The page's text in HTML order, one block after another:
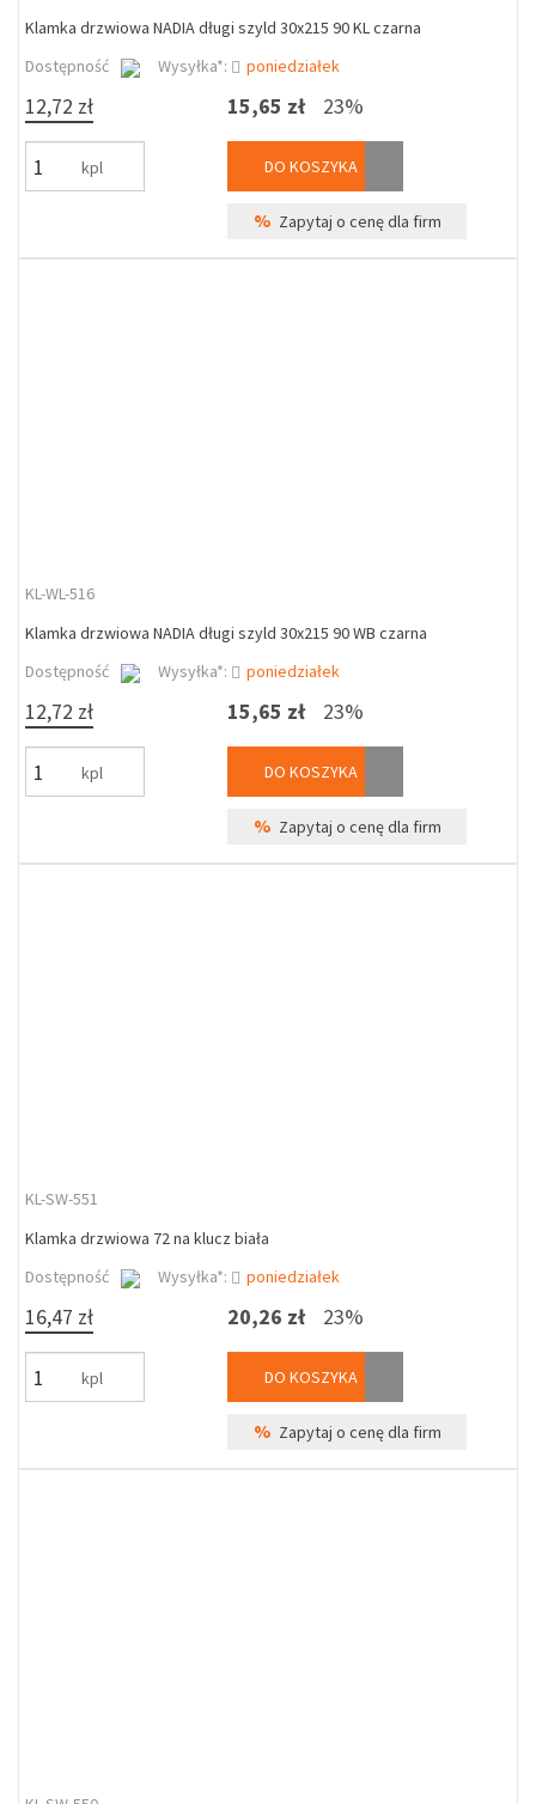
Klamka drzwiowa NADIA długi szyld 30x215 90 KL czarna
Dostępność
Wysyłka*: poniedziałek
12,72 zł
kpl
15,65 zł 23%
DO KOSZYKA
% Zapytaj o cenę dla firm
KL-WL-516
Klamka drzwiowa NADIA długi szyld 30x215 90 WB czarna
Dostępność
Wysyłka*: poniedziałek
12,72 zł
kpl
15,65 zł 23%
DO KOSZYKA
% Zapytaj o cenę dla firm
KL-SW-551
Klamka drzwiowa 72 na klucz biała
Dostępność
Wysyłka*: poniedziałek
16,47 zł
kpl
20,26 zł 23%
DO KOSZYKA
% Zapytaj o cenę dla firm